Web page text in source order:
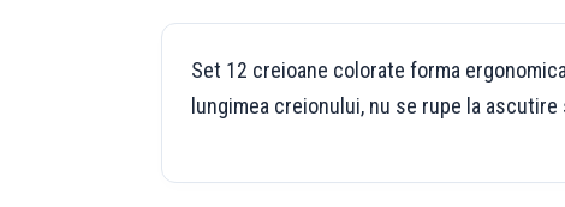
Set 12 creioane colorate forma
lungimea creionului, nu se rupe la ascutire